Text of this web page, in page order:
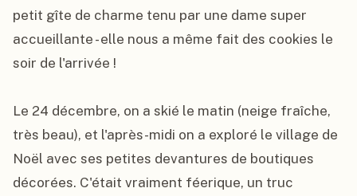
petit gîte de charme tenu par une dame super
accueillante - elle nous a même fait des cookies le
soir de l'arrivée !
Le 24 décembre, on a skié le matin (neige fraîche,
très beau), et l'après-midi on a exploré le village de
Noël avec ses petites devantures de boutiques
décorées. C'était vraiment féerique, un truc